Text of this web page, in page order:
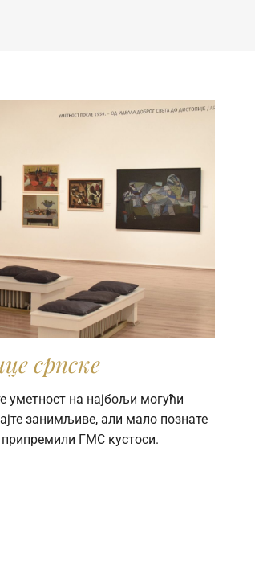
српске
уметност на најбољи могући
занимљиве, али мало познате
припремили ГМС кустоси.